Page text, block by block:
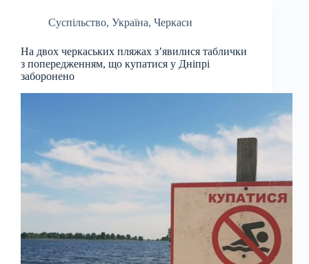
Суспільство, Україна, Черкаси
На двох черкаських пляжах з’явилися таблички
з попередженням, що купатися у Дніпрі
заборонено